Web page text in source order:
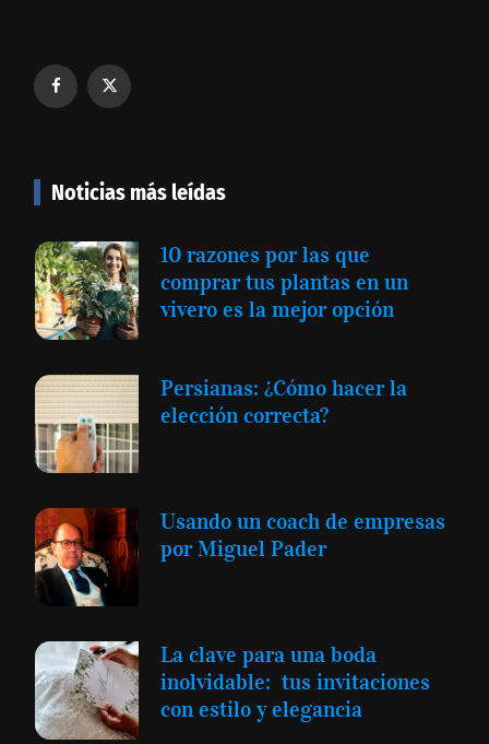
Noticias más leídas
10 razones por las que
comprar tus plantas en un
vivero es la mejor opción
Persianas: ¿Cómo hacer la
elección correcta?
Usando un coach de empresas
por Miguel Pader
La clave para una boda
inolvidable: tus invitaciones
con estilo y elegancia